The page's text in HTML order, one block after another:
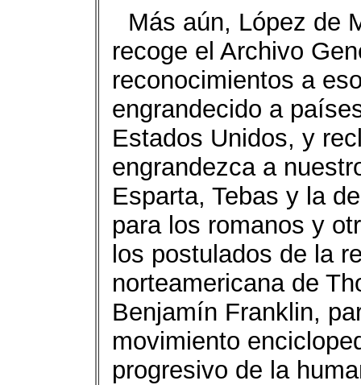
Más aún, López de
recoge el Archivo
reconocimientos a
engrandecido a
Estados Unidos, y
engrandezca a
Esparta, Tebas y la
para los romanos y
los postulados de la
norteamericana de
Benjamín Franklin,
movimiento
progresivo de la